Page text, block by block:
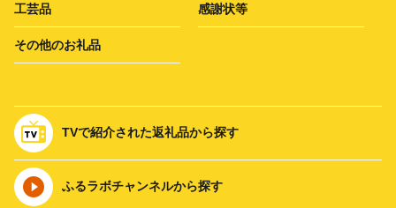
工芸品 感謝状等
その他のお礼品
TVで紹介された返礼品から探す
ふるラボチャンネルから探す